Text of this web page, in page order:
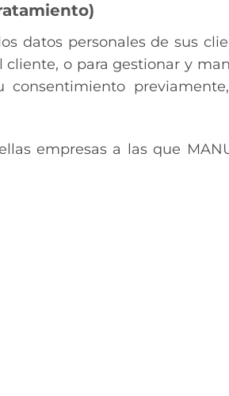
datos personales de sus
o para gestionar y
empresas a las que